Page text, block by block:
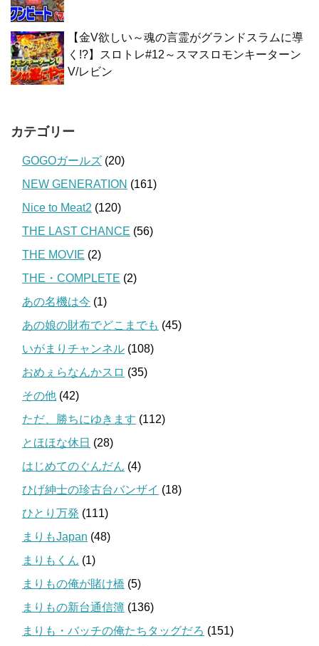
【金V欲しい～魂の言霊がグランドスラムに導
く!?】スロトレ#12～スマスロモンキーターン
V/レビン
カテゴリー
GOGOガールズ (20)
NEW GENERATION (161)
Nice to Meat2 (120)
THE LAST CHANCE (56)
THE MOVIE (2)
THE・COMPLETE (2)
あの名機は今 (1)
あの娘の財布でどこまでも (45)
いがまりチャンネル (108)
おめぇらなんかスロ (35)
その他 (42)
ただ、勝ちにゆきます (112)
とほほな休日 (28)
はじめてのぐんだん (4)
ひげ紳士の珍古台バンザイ (18)
ひとり万発 (111)
まりもJapan (48)
まりもくん (1)
まりもの俺が賭け橋 (5)
まりもの新台通信簿 (136)
まりも・バッチの俺たちタッグだろ (151)